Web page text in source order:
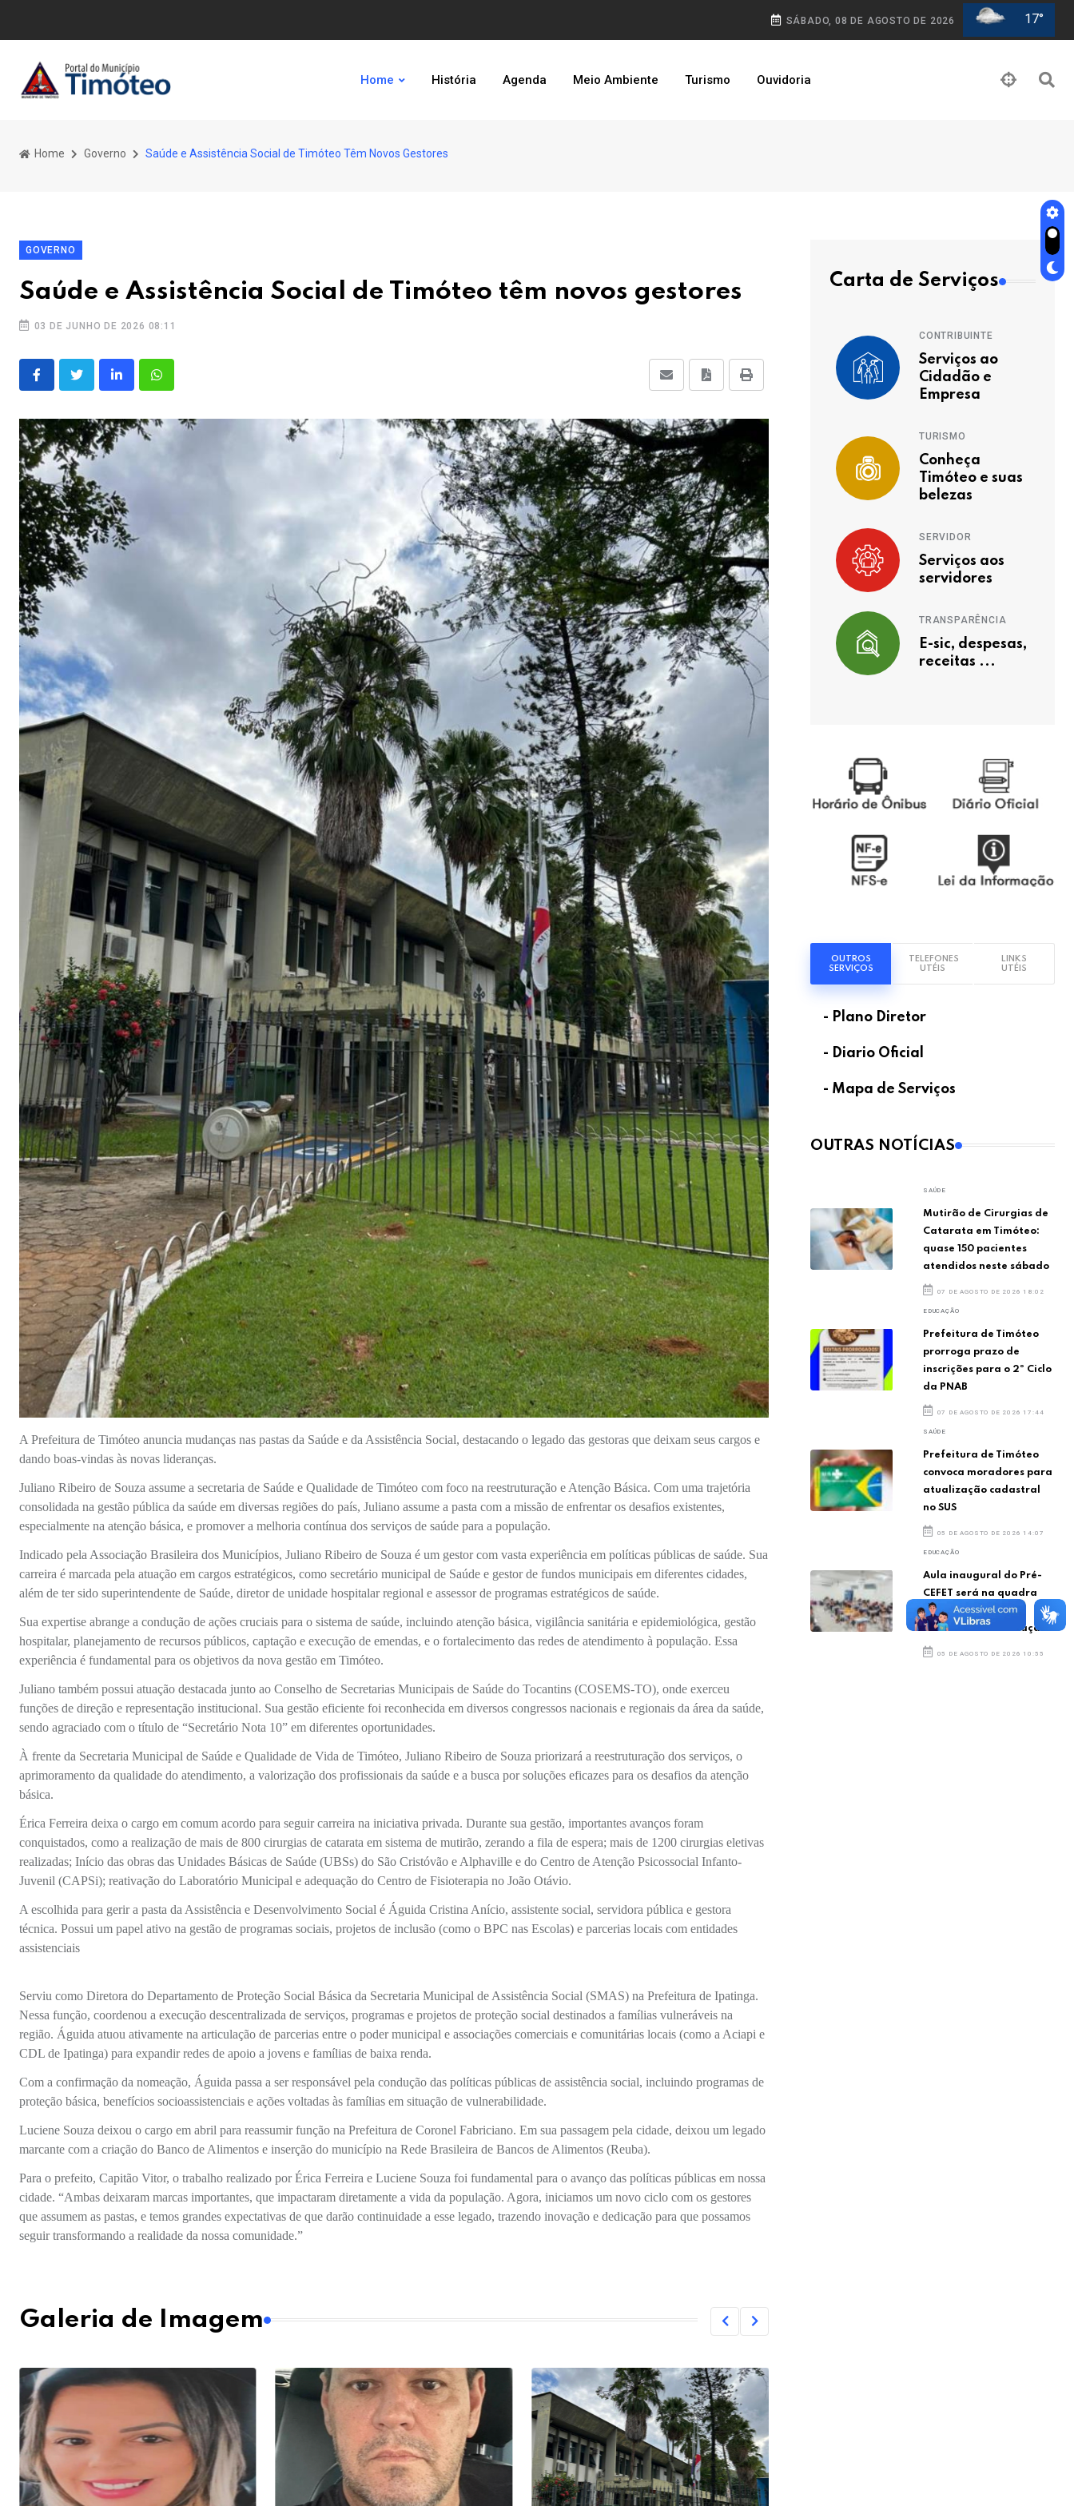
SÁBADO, 08 DE AGOSTO DE 2026 17°
Home História Agenda Meio Ambiente Turismo Ouvidoria
Home Governo Saúde e Assistência Social de Timóteo Têm Novos Gestores
GOVERNO
Saúde e Assistência Social de Timóteo têm novos gestores
03 DE JUNHO DE 2026 08:11
A Prefeitura de Timóteo anuncia mudanças nas pastas da Saúde e da Assistência Social, destacando o legado das gestoras que deixam seus cargos e
dando boas-vindas às novas lideranças.
Juliano Ribeiro de Souza assume a secretaria de Saúde e Qualidade de Timóteo com foco na reestruturação e Atenção Básica. Com uma trajetória
consolidada na gestão pública da saúde em diversas regiões do país, Juliano assume a pasta com a missão de enfrentar os desafios existentes,
especialmente na atenção básica, e promover a melhoria contínua dos serviços de saúde para a população.
Indicado pela Associação Brasileira dos Municípios, Juliano Ribeiro de Souza é um gestor com vasta experiência em políticas públicas de saúde. Sua
carreira é marcada pela atuação em cargos estratégicos, como secretário municipal de Saúde e gestor de fundos municipais em diferentes cidades,
além de ter sido superintendente de Saúde, diretor de unidade hospitalar regional e assessor de programas estratégicos de saúde.
Sua expertise abrange a condução de ações cruciais para o sistema de saúde, incluindo atenção básica, vigilância sanitária e epidemiológica, gestão
hospitalar, planejamento de recursos públicos, captação e execução de emendas, e o fortalecimento das redes de atendimento à população. Essa
experiência é fundamental para os objetivos da nova gestão em Timóteo.
Juliano também possui atuação destacada junto ao Conselho de Secretarias Municipais de Saúde do Tocantins (COSEMS-TO), onde exerceu
funções de direção e representação institucional. Sua gestão eficiente foi reconhecida em diversos congressos nacionais e regionais da área da saúde,
sendo agraciado com o título de “Secretário Nota 10” em diferentes oportunidades.
À frente da Secretaria Municipal de Saúde e Qualidade de Vida de Timóteo, Juliano Ribeiro de Souza priorizará a reestruturação dos serviços, o
aprimoramento da qualidade do atendimento, a valorização dos profissionais da saúde e a busca por soluções eficazes para os desafios da atenção
básica.
Érica Ferreira deixa o cargo em comum acordo para seguir carreira na iniciativa privada. Durante sua gestão, importantes avanços foram
conquistados, como a realização de mais de 800 cirurgias de catarata em sistema de mutirão, zerando a fila de espera; mais de 1200 cirurgias eletivas
realizadas; Início das obras das Unidades Básicas de Saúde (UBSs) do São Cristóvão e Alphaville e do Centro de Atenção Psicossocial Infanto-
Juvenil (CAPSi); reativação do Laboratório Municipal e adequação do Centro de Fisioterapia no João Otávio.
A escolhida para gerir a pasta da Assistência e Desenvolvimento Social é Águida Cristina Anício, assistente social, servidora pública e gestora
técnica. Possui um papel ativo na gestão de programas sociais, projetos de inclusão (como o BPC nas Escolas) e parcerias locais com entidades
assistenciais
Serviu como Diretora do Departamento de Proteção Social Básica da Secretaria Municipal de Assistência Social (SMAS) na Prefeitura de Ipatinga.
Nessa função, coordenou a execução descentralizada de serviços, programas e projetos de proteção social destinados a famílias vulneráveis na
região. Águida atuou ativamente na articulação de parcerias entre o poder municipal e associações comerciais e comunitárias locais (como a Aciapi e
CDL de Ipatinga) para expandir redes de apoio a jovens e famílias de baixa renda.
Com a confirmação da nomeação, Águida passa a ser responsável pela condução das políticas públicas de assistência social, incluindo programas de
proteção básica, benefícios socioassistenciais e ações voltadas às famílias em situação de vulnerabilidade.
Luciene Souza deixou o cargo em abril para reassumir função na Prefeitura de Coronel Fabriciano. Em sua passagem pela cidade, deixou um legado
marcante com a criação do Banco de Alimentos e inserção do município na Rede Brasileira de Bancos de Alimentos (Reuba).
Para o prefeito, Capitão Vitor, o trabalho realizado por Érica Ferreira e Luciene Souza foi fundamental para o avanço das políticas públicas em nossa
cidade. “Ambas deixaram marcas importantes, que impactaram diretamente a vida da população. Agora, iniciamos um novo ciclo com os gestores
que assumem as pastas, e temos grandes expectativas de que darão continuidade a esse legado, trazendo inovação e dedicação para que possamos
seguir transformando a realidade da nossa comunidade.”
Galeria de Imagem
Carta de Serviços
CONTRIBUINTE
Serviços ao
Cidadão e
Empresa
TURISMO
Conheça
Timóteo e suas
belezas
SERVIDOR
Serviços aos
servidores
TRANSPARÊNCIA
E-sic, despesas,
receitas ...
OUTROS
SERVIÇOS
TELEFONES
UTÉIS
LINKS
UTÉIS
- Plano Diretor
- Diario Oficial
- Mapa de Serviços
OUTRAS NOTÍCIAS
SAÚDE
Mutirão de Cirurgias de
Catarata em Timóteo:
quase 150 pacientes
atendidos neste sábado
07 DE AGOSTO DE 2026 18:02
EDUCAÇÃO
Prefeitura de Timóteo
prorroga prazo de
inscrições para o 2º Ciclo
da PNAB
07 DE AGOSTO DE 2026 17:44
SAÚDE
Prefeitura de Timóteo
convoca moradores para
atualização cadastral
no SUS
05 DE AGOSTO DE 2026 14:07
EDUCAÇÃO
Aula inaugural do Pré-
CEFET será na quadra
poliesportiva da
Secretaria de Educação
05 DE AGOSTO DE 2026 10:55